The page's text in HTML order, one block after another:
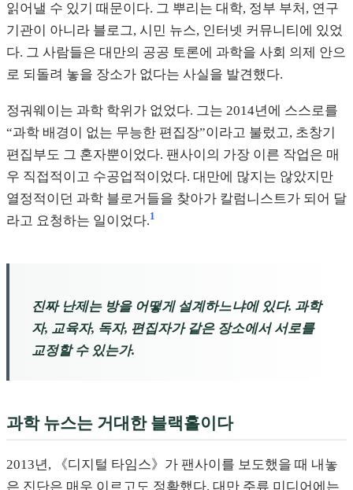
읽어낼 수 있기 때문이다. 그 뿌리는 대학, 정부 부처, 연구
기관이 아니라 블로그, 시민 뉴스, 인터넷 커뮤니티에 있었
다. 그 사람들은 대만의 공공 토론에 과학을 사회 의제 안으
로 되돌려 놓을 장소가 없다는 사실을 발견했다.
정궈웨이는 과학 학위가 없었다. 그는 2014년에 스스로를
“과학 배경이 없는 무능한 편집장”이라고 불렀고, 초창기
편집부도 그 혼자뿐이었다. 팬사이의 가장 이른 작업은 매
우 직접적이고 수공업적이었다. 대만에 많지는 않았지만
열정적이던 과학 블로거들을 찾아가 칼럼니스트가 되어 달
라고 요청하는 일이었다.1
진짜 난제는 방을 어떻게 설계하느냐에 있다. 과학
자, 교육자, 독자, 편집자가 같은 장소에서 서로를
교정할 수 있는가.
과학 뉴스는 거대한 블랙홀이다
2013년, 《디지털 타임스》가 팬사이를 보도했을 때 내놓
은 진단은 매우 이르고도 정확했다. 대만 주류 미디어에는